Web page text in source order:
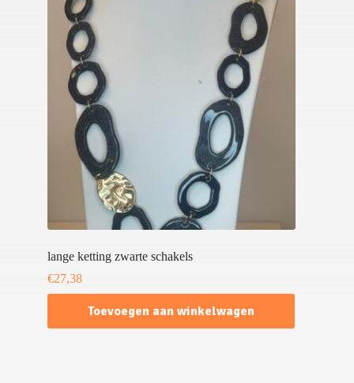
lange ketting zwarte schakels
€27,38
Toevoegen aan winkelwagen